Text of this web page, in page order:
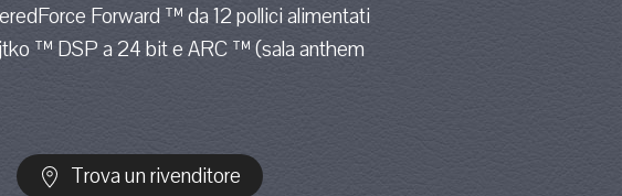
Forward ™ da 12 pollici alimentati
™ DSP a 24 bit e ARC ™ (sala anthem
Trova un rivenditore